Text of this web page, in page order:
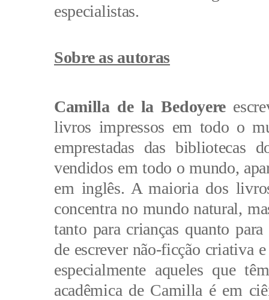
especialistas.
Sobre as autoras
Camilla de la Bedoyere
livros impressos em todo o
emprestadas das
vendidos em todo o mundo,
em inglês. A maioria dos
concentra no mundo natural,
tanto para crianças quanto
de escrever não-ficção criativa
especialmente aqueles que
acadêmica de Camilla é em